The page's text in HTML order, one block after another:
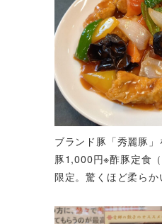
ブランド豚「秀麗豚
豚1,000円※酢豚定食
限定。驚くほど柔ら